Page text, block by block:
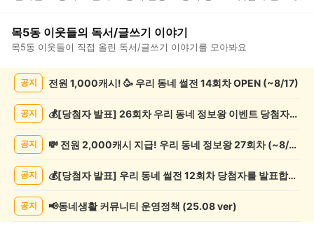
목5동 이웃들의 독서/글쓰기 이야기
목5동 이웃들이 직접 올린 독서/글쓰기 이야기를 모아봐요
목
공지 전원 1,000캐시! 🥳 우리 동네 썰전 14회차 OPEN (~8/17)
공지 💰[당첨자 발표] 26회차 우리 동네 정보왕 이벤트 당첨자를 발표합니다!
공지 💸 전원 2,000캐시 지급! 우리 동네 정보왕 27회차 (~8/10)
공지 💰[당첨자 발표] 우리 동네 썰전 12회차 당첨자를 발표합니다!
공지 📢동네생활 커뮤니티 운영정책 (25.08 ver)